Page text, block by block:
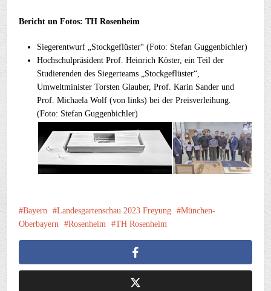
Bericht un Fotos: TH Rosenheim
Siegerentwurf „Stockgeflüster“ (Foto: Stefan Guggenbichler)
Hochschulpräsident Prof. Heinrich Köster, ein Teil der
Studierenden des Siegerteams „Stockgeflüster“,
Umweltminister Torsten Glauber, Prof. Karin Sander und
Prof. Michaela Wolf (von links) bei der Preisverleihung.
(Foto: Stefan Guggenbichler)
Bayern Landesgartenschau 2023 Freyung
München-
Oberbayern
Rosenheim TH Rosenheim